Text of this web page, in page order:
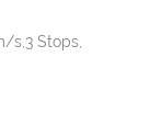
s,3 Stops,